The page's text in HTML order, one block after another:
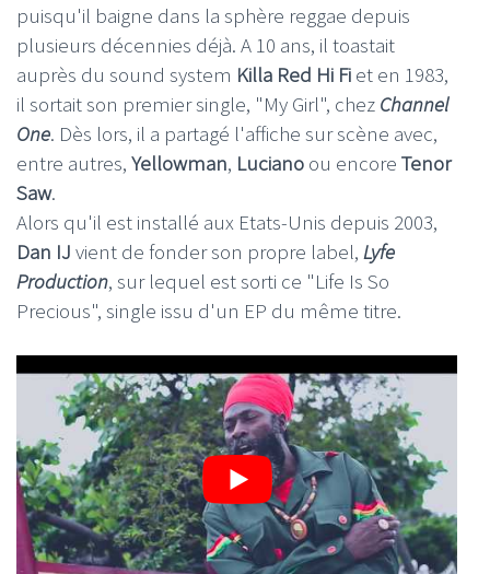
puisqu'il baigne dans la sphère reggae depuis
plusieurs décennies déjà. A 10 ans, il toastait
auprès du sound system Killa Red Hi Fi et en 1983,
il sortait son premier single, "My Girl", chez Channel
One. Dès lors, il a partagé l'affiche sur scène avec,
entre autres, Yellowman, Luciano ou encore Tenor
Saw.
Alors qu'il est installé aux Etats-Unis depuis 2003,
Dan IJ vient de fonder son propre label, Lyfe
Production, sur lequel est sorti ce "Life Is So
Precious", single issu d'un EP du même titre.